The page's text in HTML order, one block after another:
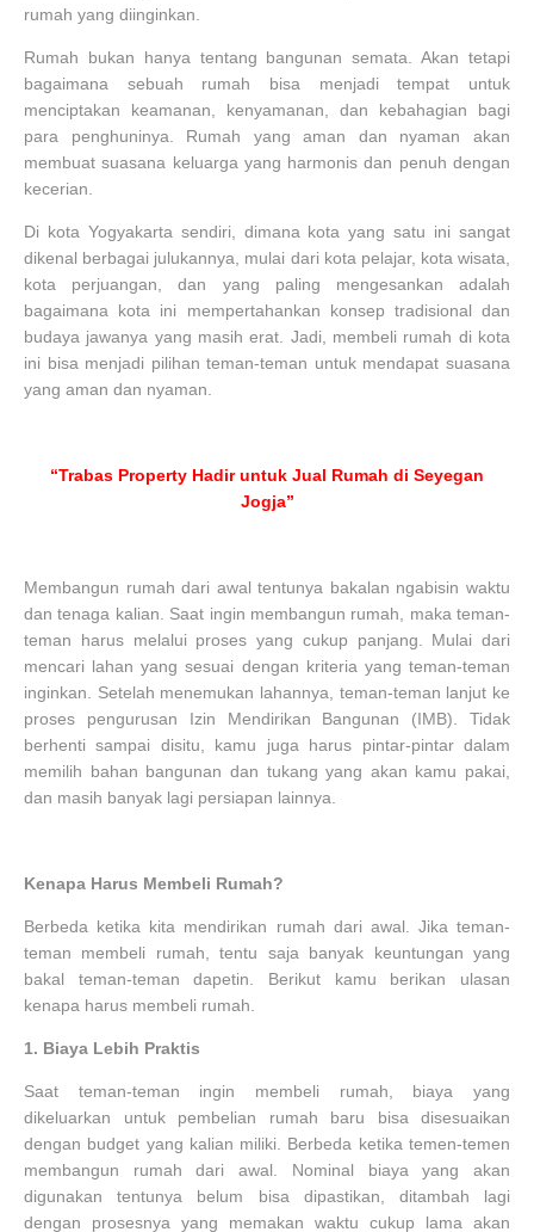
rumah yang diinginkan.
Rumah bukan hanya tentang bangunan semata. Akan tetapi
bagaimana sebuah rumah bisa menjadi tempat untuk
menciptakan keamanan, kenyamanan, dan kebahagian bagi
para penghuninya. Rumah yang aman dan nyaman akan
membuat suasana keluarga yang harmonis dan penuh dengan
kecerian.
Di kota Yogyakarta sendiri, dimana kota yang satu ini sangat
dikenal berbagai julukannya, mulai dari kota pelajar, kota wisata,
kota perjuangan, dan yang paling mengesankan adalah
bagaimana kota ini mempertahankan konsep tradisional dan
budaya jawanya yang masih erat. Jadi, membeli rumah di kota
ini bisa menjadi pilihan teman-teman untuk mendapat suasana
yang aman dan nyaman.
“Trabas Property Hadir untuk Jual Rumah di Seyegan
Jogja”
Membangun rumah dari awal tentunya bakalan ngabisin waktu
dan tenaga kalian. Saat ingin membangun rumah, maka teman-
teman harus melalui proses yang cukup panjang. Mulai dari
mencari lahan yang sesuai dengan kriteria yang teman-teman
inginkan. Setelah menemukan lahannya, teman-teman lanjut ke
proses pengurusan Izin Mendirikan Bangunan (IMB). Tidak
berhenti sampai disitu, kamu juga harus pintar-pintar dalam
memilih bahan bangunan dan tukang yang akan kamu pakai,
dan masih banyak lagi persiapan lainnya.
Kenapa Harus Membeli Rumah?
Berbeda ketika kita mendirikan rumah dari awal. Jika teman-
teman membeli rumah, tentu saja banyak keuntungan yang
bakal teman-teman dapetin. Berikut kamu berikan ulasan
kenapa harus membeli rumah.
1. Biaya Lebih Praktis
Saat teman-teman ingin membeli rumah, biaya yang
dikeluarkan untuk pembelian rumah baru bisa disesuaikan
dengan budget yang kalian miliki. Berbeda ketika temen-temen
membangun rumah dari awal. Nominal biaya yang akan
digunakan tentunya belum bisa dipastikan, ditambah lagi
dengan prosesnya yang memakan waktu cukup lama akan